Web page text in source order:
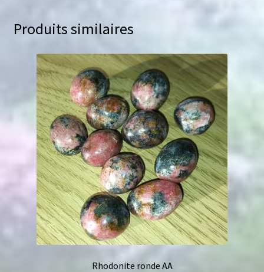
Produits similaires
Rhodonite ronde AA